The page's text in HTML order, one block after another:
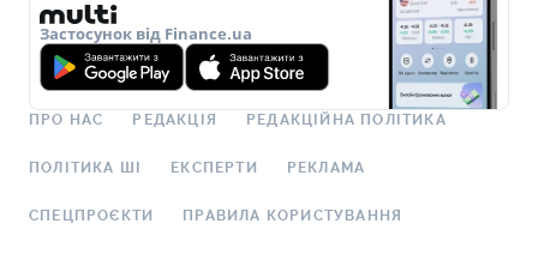
Застосунок від Finance.ua
ПРО НАС РЕДАКЦІЯ РЕДАКЦІЙНА ПОЛІТИКА
ПОЛІТИКА ШІ ЕКСПЕРТИ РЕКЛАМА
СПЕЦПРОЄКТИ ПРАВИЛА КОРИСТУВАННЯ